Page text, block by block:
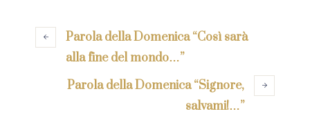
Parola della Domenica “Così sarà
alla fine del mondo…”
Parola della Domenica “Signore,
salvami!…”